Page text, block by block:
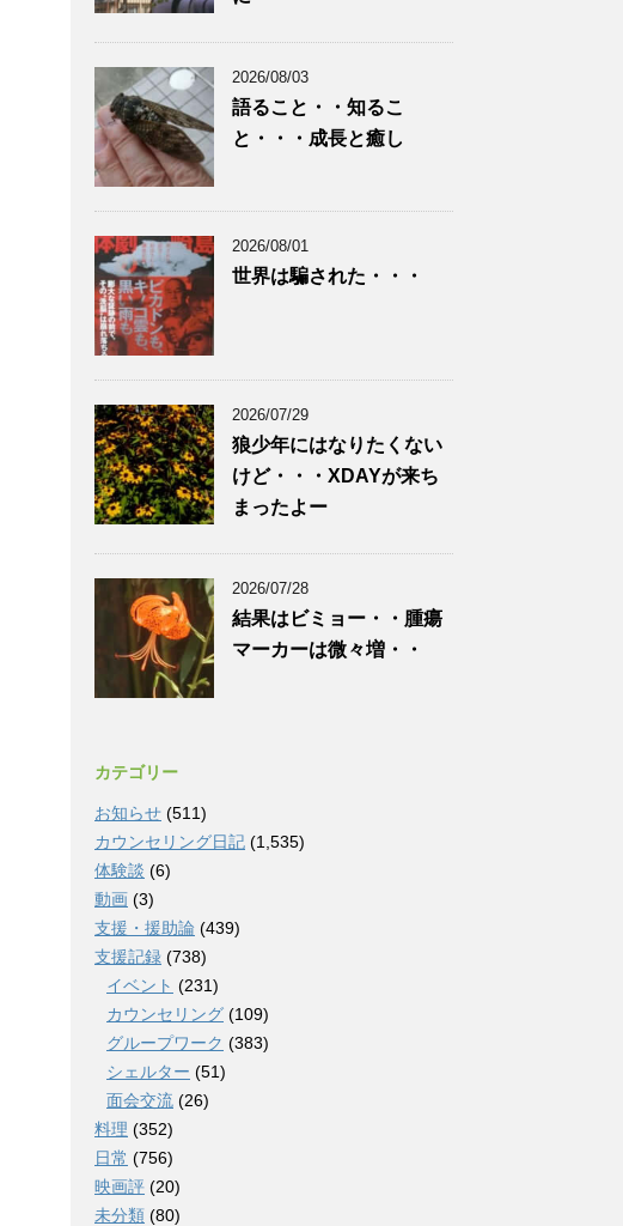
2026/08/03
語ること・・知るこ
と・・・成長と癒し
2026/08/01
世界は騙された・・・
2026/07/29
狼少年にはなりたくない
けど・・・XDAYが来ち
まったよー
2026/07/28
結果はビミョー・・腫瘍
マーカーは微々増・・
カテゴリー
お知らせ (511)
カウンセリング日記 (1,535)
体験談 (6)
動画 (3)
支援・援助論 (439)
支援記録 (738)
イベント (231)
カウンセリング (109)
グループワーク (383)
シェルター (51)
面会交流 (26)
料理 (352)
日常 (756)
映画評 (20)
未分類 (80)